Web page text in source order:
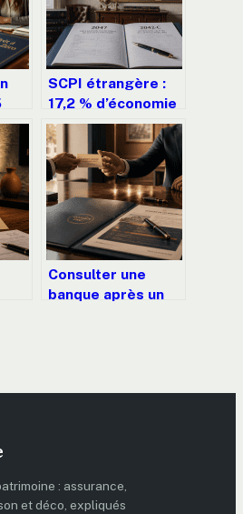
SCPI étrangère :
17,2 % d’économie
immédiate et 2
méthodes pour
éviter la double
imposition
Consulter une
banque après un
: assurance,
et déco, expliqués